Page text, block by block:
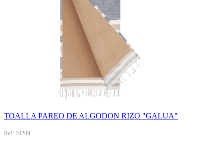
TOALLA PAREO DE ALGODON RIZO "GALUA"
Ref: 10209